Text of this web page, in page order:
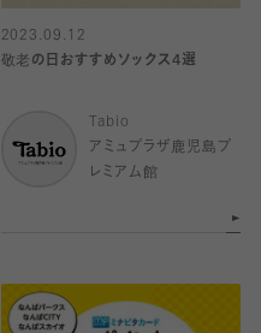
2023.09.12
敬老の日おすすめソックス4選
Tabio
アミュプラザ鹿児島プ
レミアム館